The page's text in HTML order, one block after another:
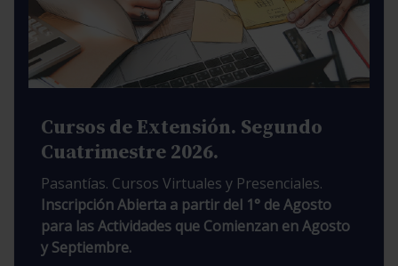
Cursos de Extensión. Segundo
Cuatrimestre 2026.
Pasantías. Cursos Virtuales y Presenciales.
Inscripción Abierta a partir del 1° de Agosto
para las Actividades que Comienzan en Agosto
y Septiembre.